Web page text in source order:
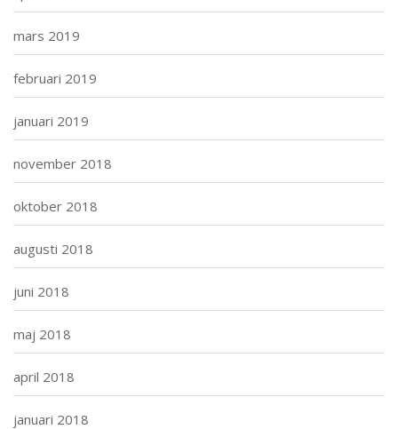
mars 2019
februari 2019
januari 2019
november 2018
oktober 2018
augusti 2018
juni 2018
maj 2018
april 2018
januari 2018